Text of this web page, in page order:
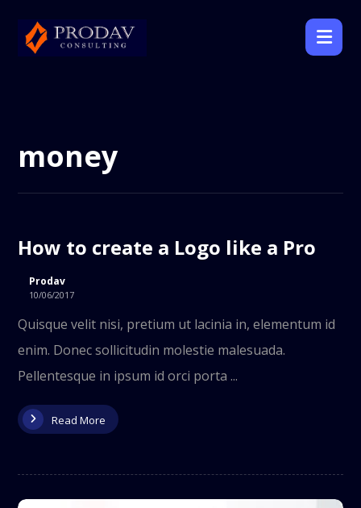
money
How to create a Logo like a Pro
Prodav
10/06/2017
Quisque velit nisi, pretium ut lacinia in, elementum id
enim. Donec sollicitudin molestie malesuada.
Pellentesque in ipsum id orci porta ...
Read More